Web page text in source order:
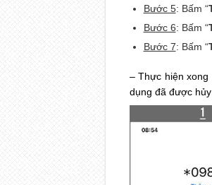
Bước 5: Bấm “
Bước 6: Bấm “
Bước 7: Bấm “
– Thực hiện
dụng đã được